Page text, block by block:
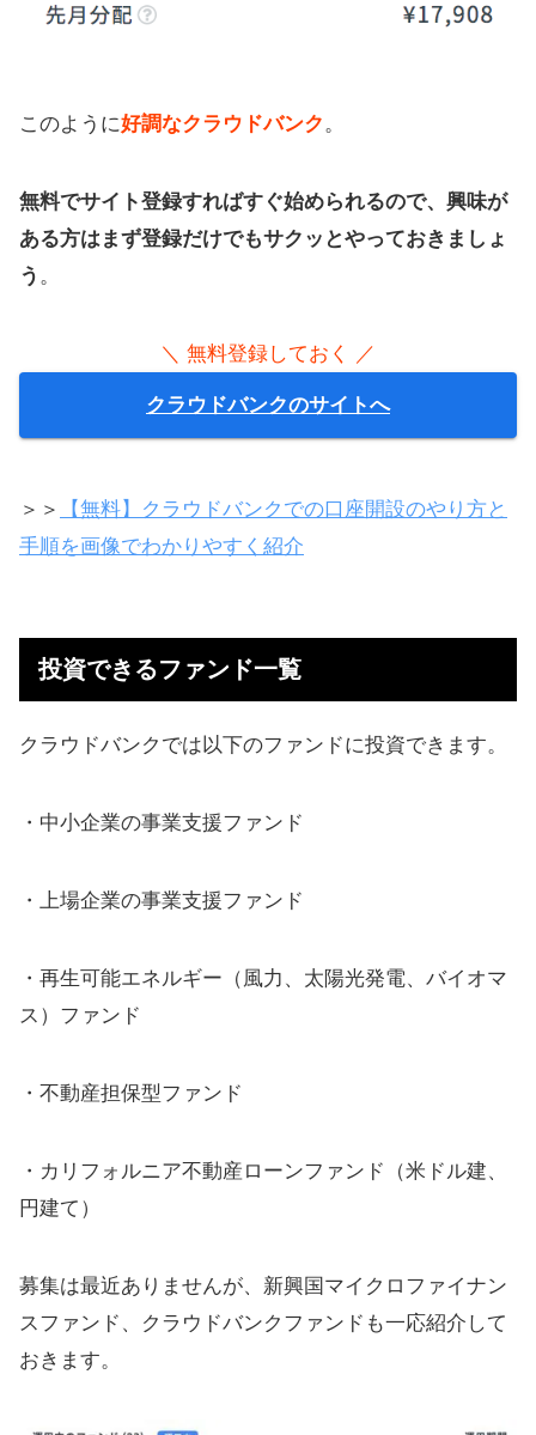
このように好調なクラウドバンク。
無料でサイト登録すればすぐ始められるので、興味が
ある方はまず登録だけでもサクッとやっておきましょ
う 。
＼ 無料登録しておく ／
クラウドバンクのサイトへ
＞＞
【無料】クラウドバンクでの口座開設のやり方と
手順を画像でわかりやすく紹介
投資できるファンド一覧
クラウドバンクでは以下のファンドに投資できます。
・中小企業の事業支援ファンド
・上場企業の事業支援ファンド
・再生可能エネルギー（風力、太陽光発電、バイオマ
ス）ファンド
・不動産担保型ファンド
・カリフォルニア不動産ローンファンド（米ドル建、
円建て）
募集は最近ありませんが、新興国マイクロファイナン
スファンド、クラウドバンクファンドも一応紹介して
おきます。